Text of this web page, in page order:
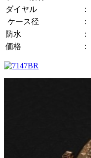
ダイヤル
：
ケース径
：
防水
：
価格
：